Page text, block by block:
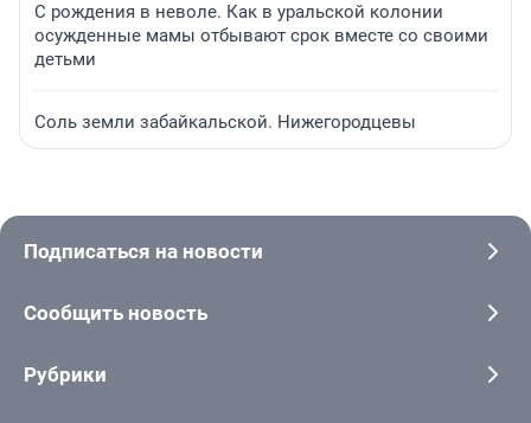
С рождения в неволе. Как в уральской колонии
осужденные мамы отбывают срок вместе со своими
детьми
Соль земли забайкальской. Нижегородцевы
Подписаться на новости
Сообщить новость
Рубрики